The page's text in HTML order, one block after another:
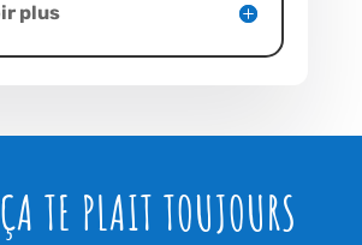
plus
TE PLAIT TOUJOURS